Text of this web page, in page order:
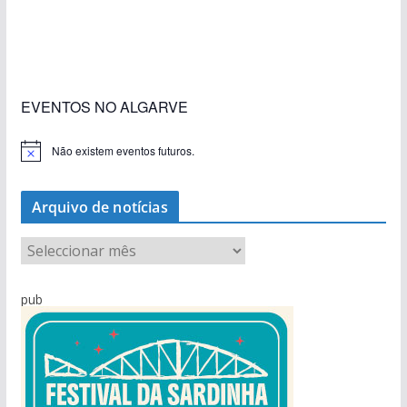
EVENTOS NO ALGARVE
Não existem eventos futuros.
Arquivo de notícias
r
q
pub